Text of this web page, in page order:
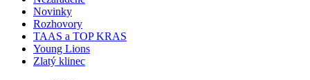
Novinky
Rozhovory
TAAS a TOP KRAS
Young Lions
Zlatý klinec